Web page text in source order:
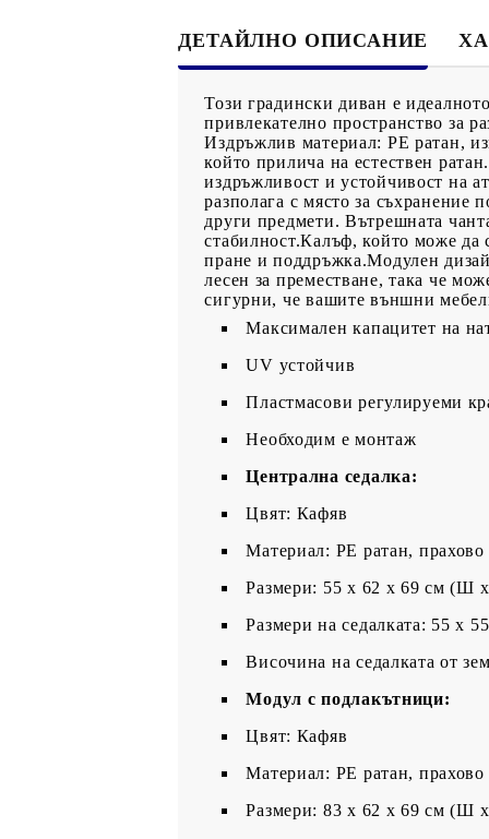
ДЕТАЙЛНО ОПИСАНИЕ
Този градински диван е
привлекателно пространство за
Издръжлив материал: PE ратан,
който прилича на естествен
издръжливост и устойчивост на
разполага с място за съхранение
други предмети. Вътрешната
стабилност.Калъф, който може да
пране и поддръжка.Модулен
лесен за преместване, така че
сигурни, че вашите външни
Максимален капацитет на
UV устойчив
Пластмасови регулируеми
Необходим е монтаж
Централна седалка:
Цвят: Кафяв
Материал: PE ратан,
Размери: 55 x 62 x 69 см (Ш
Размери на седалката: 55 x
Височина на седалката от
Модул с подлакътници:
Цвят: Кафяв
Материал: PE ратан,
Размери: 83 x 62 x 69 см (Ш